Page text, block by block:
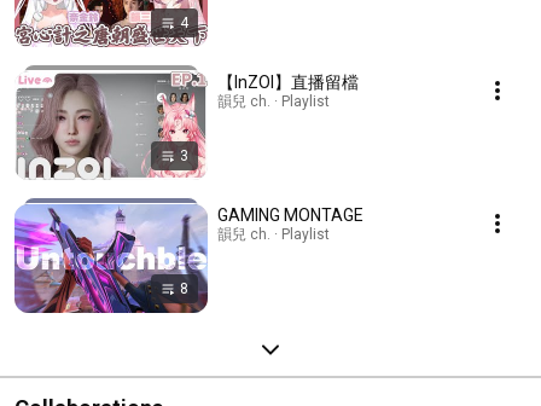
4
3
【InZOI】直播留檔
韻兒 ch. · Playlist
8
GAMING MONTAGE
韻兒 ch. · Playlist